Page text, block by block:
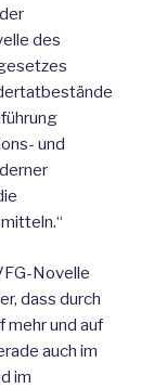
des
und
Novelle
dass durch
mehr und auf
auch im
im